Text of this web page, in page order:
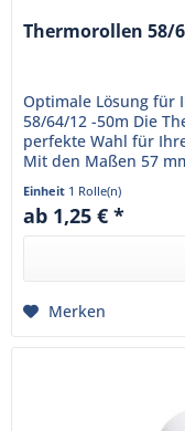
Thermorollen 58/
Optimale Lösung für
58/64/12 -50m Die
perfekte Wahl für
Mit den Maßen 57
Lauflänge von...
Einheit 1 Rolle(n)
ab 1,25 € *
Merken